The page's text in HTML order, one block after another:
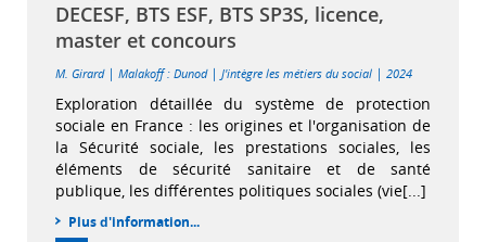
DECESF, BTS ESF, BTS SP3S, licence,
master et concours
M. Girard | Malakoff : Dunod| J'intègre les métiers du social | 2024
Exploration détaillée du système de protection
sociale en France : les origines et l'organisation de
la Sécurité sociale, les prestations sociales, les
éléments de sécurité sanitaire et de santé
publique, les différentes politiques sociales (vie[...]
Plus d'information...